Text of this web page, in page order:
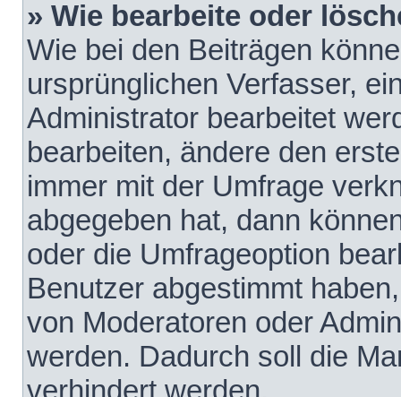
» Wie bearbeite oder
Wie bei den Beiträgen
ursprünglichen Verfasser,
Administrator bearbeitet
bearbeiten, ändere den
immer mit der Umfrage
abgegeben hat, dann
oder die Umfrageoption
Benutzer abgestimmt
von Moderatoren oder
werden. Dadurch soll die
verhindert werden.